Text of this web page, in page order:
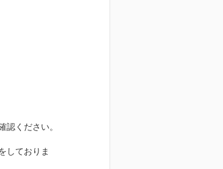
認ください。
しておりま